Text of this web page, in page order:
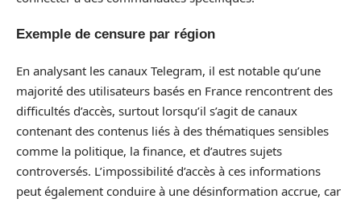
Exemple de censure par région
En analysant les canaux Telegram, il est notable qu’une
majorité des utilisateurs basés en France rencontrent des
difficultés d’accès, surtout lorsqu’il s’agit de canaux
contenant des contenus liés à des thématiques sensibles
comme la politique, la finance, et d’autres sujets
controversés. L’impossibilité d’accès à ces informations
peut également conduire à une désinformation accrue, car